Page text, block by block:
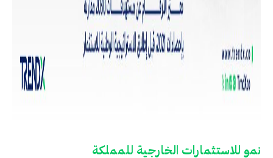
نمو للاستثمارات الخارجية للمملكة